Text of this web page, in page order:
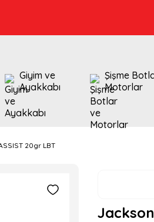
Giyim ve
Ayakkabı
Şişme
Motorlar
20gr LBT